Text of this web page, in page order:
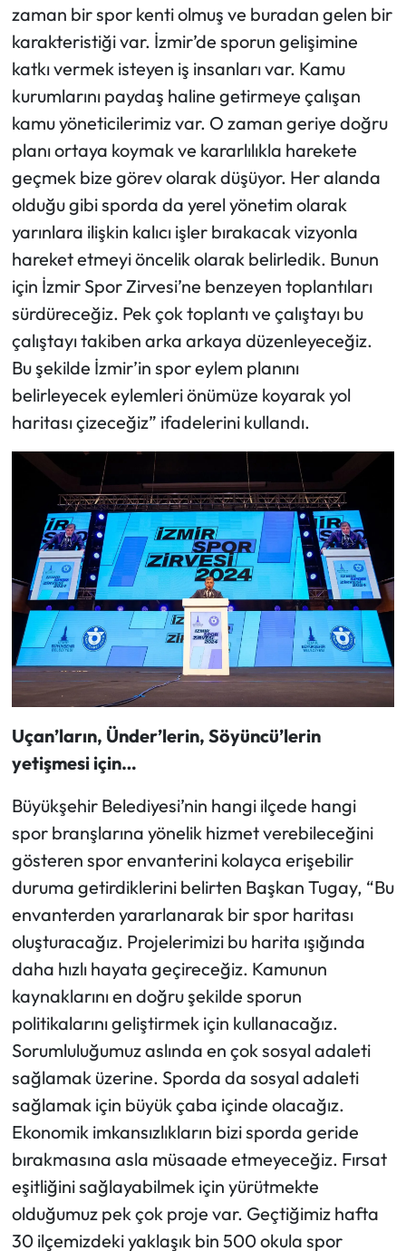
zaman bir spor kenti olmuş ve buradan gelen bir
karakteristiği var. İzmir’de sporun gelişimine
katkı vermek isteyen iş insanları var. Kamu
kurumlarını paydaş haline getirmeye çalışan
kamu yöneticilerimiz var. O zaman geriye doğru
planı ortaya koymak ve kararlılıkla harekete
geçmek bize görev olarak düşüyor. Her alanda
olduğu gibi sporda da yerel yönetim olarak
yarınlara ilişkin kalıcı işler bırakacak vizyonla
hareket etmeyi öncelik olarak belirledik. Bunun
için İzmir Spor Zirvesi’ne benzeyen toplantıları
sürdüreceğiz. Pek çok toplantı ve çalıştayı bu
çalıştayı takiben arka arkaya düzenleyeceğiz.
Bu şekilde İzmir’in spor eylem planını
belirleyecek eylemleri önümüze koyarak yol
haritası çizeceğiz” ifadelerini kullandı.
Uçan’ların, Ünder’lerin, Söyüncü’lerin
yetişmesi için…
Büyükşehir Belediyesi’nin hangi ilçede hangi
spor branşlarına yönelik hizmet verebileceğini
gösteren spor envanterini kolayca erişebilir
duruma getirdiklerini belirten Başkan Tugay, “Bu
envanterden yararlanarak bir spor haritası
oluşturacağız. Projelerimizi bu harita ışığında
daha hızlı hayata geçireceğiz. Kamunun
kaynaklarını en doğru şekilde sporun
politikalarını geliştirmek için kullanacağız.
Sorumluluğumuz aslında en çok sosyal adaleti
sağlamak üzerine. Sporda da sosyal adaleti
sağlamak için büyük çaba içinde olacağız.
Ekonomik imkansızlıkların bizi sporda geride
bırakmasına asla müsaade etmeyeceğiz. Fırsat
eşitliğini sağlayabilmek için yürütmekte
olduğumuz pek çok proje var. Geçtiğimiz hafta
30 ilçemizdeki yaklaşık bin 500 okula spor